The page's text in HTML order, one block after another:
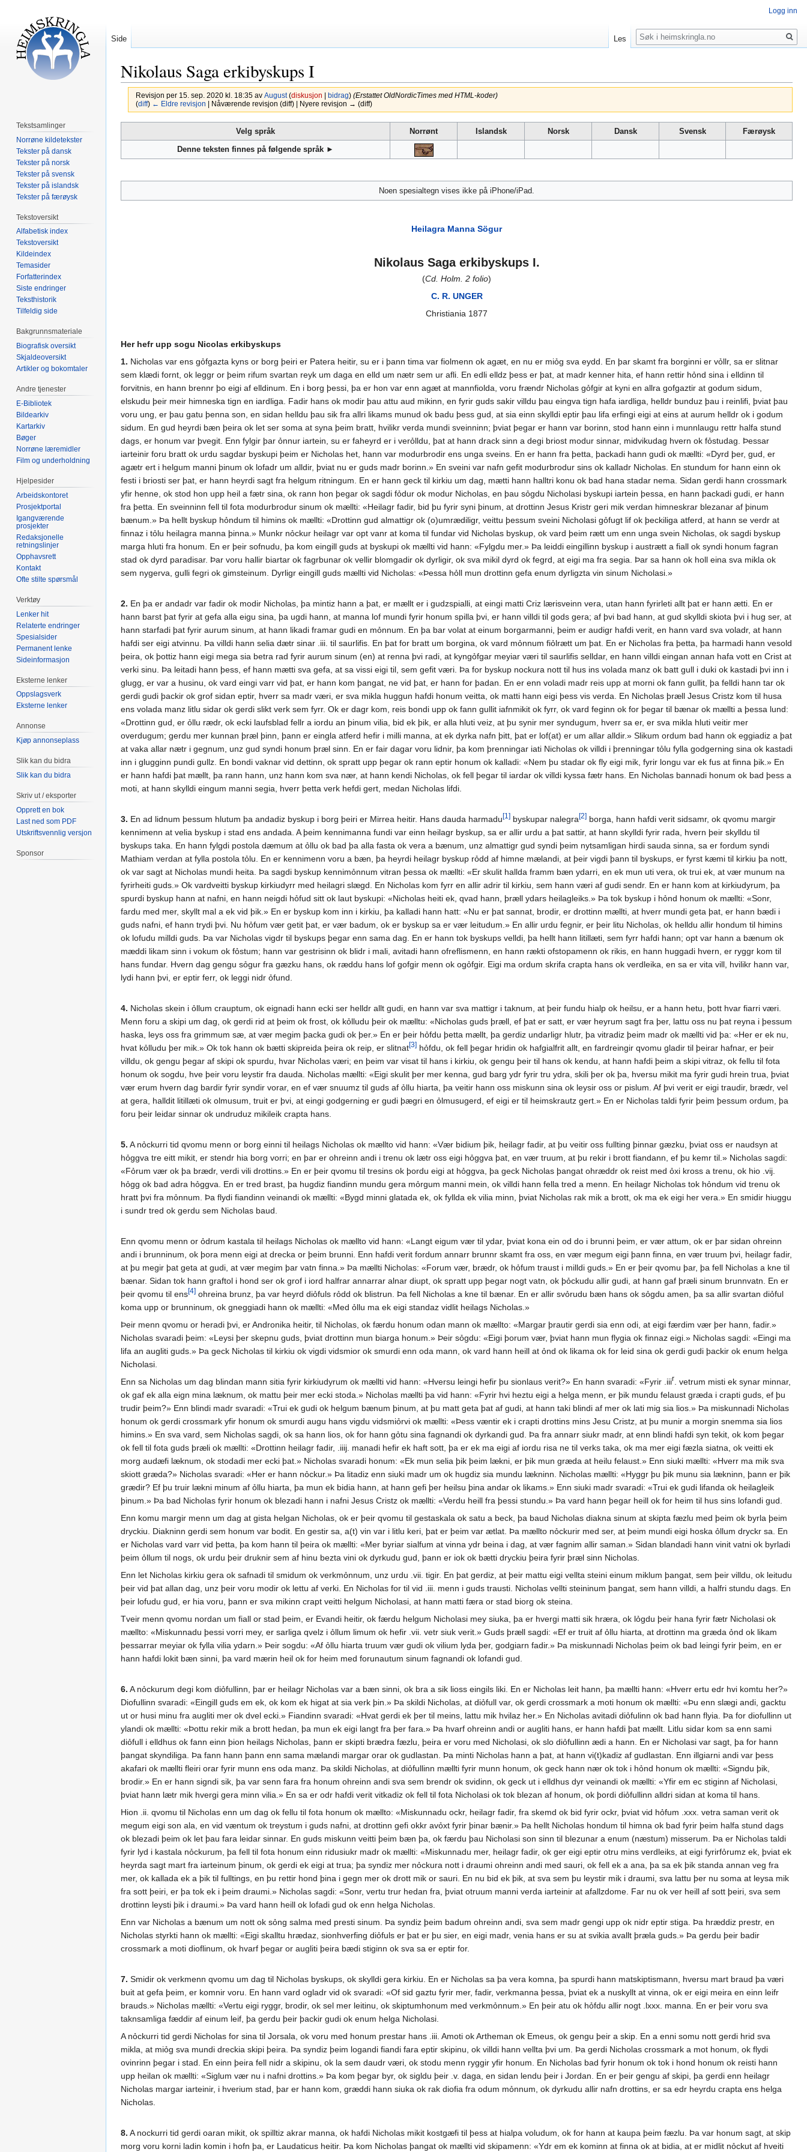
Nikolaus Saga erkibyskups I
Revisjon per 15. sep. 2020 kl. 18:35 av August (diskusjon bidrag) (Erstattet OldNordicTimes med HTML-koder)
(diff) ← Eldre revisjon | Nåværende revisjon (diff) | Nyere revisjon → (diff)
til
til
Velg språk Norrønt Islandsk Norsk Dansk Svensk
Færøysk
Denne teksten finnes på følgende språk ►
Noen spesialtegn vises ikke på iPhone/iPad.
Heilagra Manna Sögur
Nikolaus Saga erkibyskups I.
(Cd. Holm. 2 folio)
C. R. UNGER
Christiania 1877
Her hefr upp sogu Nicolas erkibyskups
1. Nicholas var ens gỏfgazta kyns or borg þeiri er Patera heitir, su er i þann tima var fiolmenn ok agæt, en nu er miỏg sva eydd. En þar skamt fra borginni er vỏllr, sa er slitnar
sem klædi fornt, ok leggr or þeim rifum svartan reyk um daga en elld um nætr sem ur afli. En edli elldz þess er þat, at madr kenner hita, ef hann rettir hỏnd sina i elldinn til
forvitnis, en hann brennr þo eigi af elldinum. En i borg þessi, þa er hon var enn agæt at mannfiolda, voru frændr Nicholas gỏfgir at kyni en allra gofgaztir at godum sidum,
elskudu þeir meir himneska tign en iardliga. Fadir hans ok modir þau attu aud mikinn, en fyrir guds sakir villdu þau eingva tign hafa iardliga, helldr bunduz þau i reinlifi, þviat þau
voru ung, er þau gatu þenna son, en sidan helldu þau sik fra allri likams munud ok badu þess gud, at sia einn skylldi eptir þau lifa erfingi eigi at eins at aurum helldr ok i godum
sidum. En gud heyrdi bæn þeira ok let ser soma at syna þeim bratt, hvilikr verda mundi sveinninn; þviat þegar er hann var borinn, stod hann einn i munnlaugu rettr halfa stund
dags, er honum var þvegit. Enn fylgir þar ỏnnur iartein, su er faheyrd er i verỏlldu, þat at hann drack sinn a degi briost modur sinnar, midvikudag hvern ok fỏstudag. Þessar
iarteinir foru bratt ok urdu sagdar byskupi þeim er Nicholas het, hann var modurbrodir ens unga sveins. En er hann fra þetta, þackadi hann gudi ok mællti: «Dyrd þer, gud, er
agætr ert i helgum manni þinum ok lofadr um alldir, þviat nu er guds madr borinn.» En sveini var nafn gefit modurbrodur sins ok kalladr Nicholas. En stundum for hann einn ok
festi i briosti ser þat, er hann heyrdi sagt fra helgum ritningum. En er hann geck til kirkiu um dag, mætti hann halltri konu ok bad hana stadar nema. Sidan gerdi hann crossmark
yfir henne, ok stod hon upp heil a fætr sina, ok rann hon þegar ok sagdi fỏdur ok modur Nicholas, en þau sỏgdu Nicholasi byskupi iartein þessa, en hann þackadi gudi, er hann
fra þetta. En sveinninn fell til fota modurbrodur sinum ok mællti: «Heilagr fadir, bid þu fyrir syni þinum, at drottinn Jesus Kristr geri mik verdan himneskrar blezanar af þinum
bænum.» Þa hellt byskup hỏndum til himins ok mællti: «Drottinn gud almattigr ok (o)umrædiligr, veittu þessum sveini Nicholasi gỏfugt lif ok þeckiliga atferd, at hann se verdr at
finnaz i tỏlu heilagra manna þinna.» Munkr nỏckur heilagr var opt vanr at koma til fundar vid Nicholas byskup, ok vard þeim rætt um enn unga svein Nicholas, ok sagdi byskup
marga hluti fra honum. En er þeir sofnudu, þa kom eingill guds at byskupi ok mællti vid hann: «Fylgdu mer.» Þa leiddi eingillinn byskup i austrætt a fiall ok syndi honum fagran
stad ok dyrd paradisar. Þar voru hallir biartar ok fagrbunar ok vellir blomgadir ok dyrligir, ok sva mikil dyrd ok fegrd, at eigi ma fra segia. Þar sa hann ok holl eina sva mikla ok
sem nygerva, gulli fegri ok gimsteinum. Dyrligr eingill guds mællti vid Nicholas: «Þessa hỏll mun drottinn gefa enum dyrligzta vin sinum Nicholasi.»
2. En þa er andadr var fadir ok modir Nicholas, þa mintiz hann a þat, er mællt er i gudzspialli, at eingi matti Criz lærisveinn vera, utan hann fyrirleti allt þat er hann ætti. En er
hann barst þat fyrir at gefa alla eigu sina, þa ugdi hann, at manna lof mundi fyrir honum spilla þvi, er hann villdi til gods gera; af þvi bad hann, at gud skylldi skiota þvi i hug ser, at
hann starfadi þat fyrir aurum sinum, at hann likadi framar gudi en mỏnnum. En þa bar volat at einum borgarmanni, þeim er audigr hafdi verit, en hann vard sva voladr, at hann
hafdi ser eigi atvinnu. Þa villdi hann selia dætr sinar .iii. til saurlifis. En þat for bratt um borgina, ok vard mỏnnum fiỏlrætt um þat. En er Nicholas fra þetta, þa harmadi hann vesold
þeira, ok þottiz hann eigi mega sia betra rad fyrir aurum sinum (en) at renna þvi radi, at kyngỏfgar meyiar væri til saurlifis selldar, en hann villdi eingan annan hafa vott en Crist at
verki sinu. Þa leitadi hann þess, ef hann mætti sva gefa, at sa vissi eigi til, sem gefit væri. Þa for byskup nockura nott til hus ins volada manz ok batt gull i duki ok kastadi þvi inn i
glugg, er var a husinu, ok vard eingi varr vid þat, er hann kom þangat, ne vid þat, er hann for þadan. En er enn voladi madr reis upp at morni ok fann gullit, þa felldi hann tar ok
gerdi gudi þackir ok grof sidan eptir, hverr sa madr væri, er sva mikla huggun hafdi honum veitta, ok matti hann eigi þess vis verda. En Nicholas þræll Jesus Cristz kom til husa
ens volada manz litlu sidar ok gerdi slikt verk sem fyrr. Ok er dagr kom, reis bondi upp ok fann gullit iafnmikit ok fyrr, ok vard feginn ok for þegar til bænar ok mællti a þessa lund:
«Drottinn gud, er ỏllu rædr, ok ecki laufsblad fellr a iordu an þinum vilia, bid ek þik, er alla hluti veiz, at þu synir mer syndugum, hverr sa er, er sva mikla hluti veitir mer
overdugum; gerdu mer kunnan þræl þinn, þann er eingla atferd hefir i milli manna, at ek dyrka nafn þitt, þat er lof(at) er um allar alldir.» Slikum ordum bad hann ok eggiadiz a þat
at vaka allar nætr i gegnum, unz gud syndi honum þræl sinn. En er fair dagar voru lidnir, þa kom þrenningar iati Nicholas ok villdi i þrenningar tỏlu fylla godgerning sina ok kastadi
inn i glugginn pundi gullz. En bondi vaknar vid dettinn, ok spratt upp þegar ok rann eptir honum ok kalladi: «Nem þu stadar ok fly eigi mik, fyrir longu var ek fus at finna þik.» En
er hann hafdi þat mællt, þa rann hann, unz hann kom sva nær, at hann kendi Nicholas, ok fell þegar til iardar ok villdi kyssa fætr hans. En Nicholas bannadi honum ok bad þess a
moti, at hann skylldi eingum manni segia, hverr þetta verk hefdi gert, medan Nicholas lifdi.
3. En ad lidnum þessum hlutum þa andadiz byskup i borg þeiri er Mirrea heitir. Hans dauda harmadu[1] byskupar nalegra[2] borga, hann hafdi verit sidsamr, ok qvomu margir
kennimenn at velia byskup i stad ens andada. A þeim kennimanna fundi var einn heilagr byskup, sa er allir urdu a þat sattir, at hann skylldi fyrir rada, hvern þeir skylldu til
byskups taka. En hann fylgdi postola dæmum at ỏllu ok bad þa alla fasta ok vera a bænum, unz almattigr gud syndi þeim nytsamligan hirdi sauda sinna, sa er fordum syndi
Mathiam verdan at fylla postola tỏlu. En er kennimenn voru a bæn, þa heyrdi heilagr byskup rỏdd af himne mælandi, at þeir vigdi þann til byskups, er fyrst kæmi til kirkiu þa nott,
ok var sagt at Nicholas mundi heita. Þa sagdi byskup kennimỏnnum vitran þessa ok mællti: «Er skulit hallda framm bæn ydarri, en ek mun uti vera, ok trui ek, at vær munum na
fyrirheiti guds.» Ok vardveitti byskup kirkiudyrr med heilagri slægd. En Nicholas kom fyrr en allir adrir til kirkiu, sem hann væri af gudi sendr. En er hann kom at kirkiudyrum, þa
spurdi byskup hann at nafni, en hann neigdi hỏfud sitt ok laut byskupi: «Nicholas heiti ek, qvad hann, þræll ydars heilagleiks.» Þa tok byskup i hỏnd honum ok mællti: «Sonr,
fardu med mer, skyllt mal a ek vid þik.» En er byskup kom inn i kirkiu, þa kalladi hann hatt: «Nu er þat sannat, brodir, er drottinn mællti, at hverr mundi geta þat, er hann bædi i
guds nafni, ef hann trydi þvi. Nu hỏfum vær getit þat, er vær badum, ok er byskup sa er vær leitudum.» En allir urdu fegnir, er þeir litu Nicholas, ok helldu allir hondum til himins
ok lofudu milldi guds. Þa var Nicholas vigdr til byskups þegar enn sama dag. En er hann tok byskups velldi, þa hellt hann litillæti, sem fyrr hafdi hann; opt var hann a bænum ok
mæddi likam sinn i vokum ok fỏstum; hann var gestrisinn ok blidr i mali, avitadi hann ofreflismenn, en hann rækti ofstopamenn ok rikis, en hann huggadi hvern, er ryggr kom til
hans fundar. Hvern dag gengu sỏgur fra gæzku hans, ok ræddu hans lof gofgir menn ok ogỏfgir. Eigi ma ordum skrifa crapta hans ok verdleika, en sa er vita vill, hvilikr hann var,
lydi hann þvi, er eptir ferr, ok leggi nidr ỏfund.
4. Nicholas skein i ỏllum crauptum, ok eignadi hann ecki ser helldr allt gudi, en hann var sva mattigr i taknum, at þeir fundu hialp ok heilsu, er a hann hetu, þott hvar fiarri væri.
Menn foru a skipi um dag, ok gerdi rid at þeim ok frost, ok kỏlludu þeir ok mælltu: «Nicholas guds þræll, ef þat er satt, er vær heyrum sagt fra þer, lattu oss nu þat reyna i þessum
haska, leys oss fra grimmum sæ, at vær megim þacka gudi ok þer.» En er þeir hỏfdu þetta mællt, þa gerdiz undarligr hlutr, þa vitradiz þeim madr ok mællti vid þa: «Her er ek nu,
hvat kỏlludu þer mik.» Ok tok hann ok bætti skipreida þeira ok reip, er slitnat[3] hỏfdu, ok fell þegar hridin ok hafgialfrit allt, en fardreingir qvomu gladir til þeirar hafnar, er þeir
villdu, ok gengu þegar af skipi ok spurdu, hvar Nicholas væri; en þeim var visat til hans i kirkiu, ok gengu þeir til hans ok kendu, at hann hafdi þeim a skipi vitraz, ok fellu til fota
honum ok sogdu, hve þeir voru leystir fra dauda. Nicholas mællti: «Eigi skulit þer mer kenna, gud barg ydr fyrir tru ydra, skili þer ok þa, hversu mikit ma fyrir gudi hrein trua, þviat
vær erum hvern dag bardir fyrir syndir vorar, en ef vær snuumz til guds af ỏllu hiarta, þa veitir hann oss miskunn sina ok leysir oss or pislum. Af þvi verit er eigi traudir, brædr, vel
at gera, halldit litillæti ok olmusum, truit er þvi, at eingi godgerning er gudi þægri en ỏlmusugerd, ef eigi er til heimskrautz gert.» En er Nicholas taldi fyrir þeim þessum ordum, þa
foru þeir leidar sinnar ok undruduz mikileik crapta hans.
5. A nỏckurri tid qvomu menn or borg einni til heilags Nicholas ok mællto vid hann: «Vær bidium þik, heilagr fadir, at þu veitir oss fullting þinnar gæzku, þviat oss er naudsyn at
hỏggva tre eitt mikit, er stendr hia borg vorri; en þar er ohreinn andi i trenu ok lætr oss eigi hỏggva þat, en vær truum, at þu rekir i brott fiandann, ef þu kemr til.» Nicholas sagdi:
«Fỏrum vær ok þa brædr, verdi vili drottins.» En er þeir qvomu til tresins ok þordu eigi at hỏggva, þa geck Nicholas þangat ohræddr ok reist med ỏxi kross a trenu, ok hio .vij.
hỏgg ok bad adra hỏggva. En er tred brast, þa hugdiz fiandinn mundu gera mỏrgum manni mein, ok villdi hann fella tred a menn. En heilagr Nicholas tok hỏndum vid trenu ok
hratt þvi fra mỏnnum. Þa flydi fiandinn veinandi ok mællti: «Bygd minni glatada ek, ok fyllda ek vilia minn, þviat Nicholas rak mik a brott, ok ma ek eigi her vera.» En smidir hiuggu
i sundr tred ok gerdu sem Nicholas baud.
Enn qvomu menn or ỏdrum kastala til heilags Nicholas ok mællto vid hann: «Langt eigum vær til ydar, þviat kona ein od do i brunni þeim, er vær attum, ok er þar sidan ohreinn
andi i brunninum, ok þora menn eigi at drecka or þeim brunni. Enn hafdi verit fordum annarr brunnr skamt fra oss, en vær megum eigi þann finna, en vær truum þvi, heilagr fadir,
at þu megir þat geta at gudi, at vær megim þar vatn finna.» Þa mællti Nicholas: «Forum vær, brædr, ok hỏfum traust i milldi guds.» En er þeir qvomu þar, þa fell Nicholas a kne til
bænar. Sidan tok hann graftol i hond ser ok grof i iord halfrar annarrar alnar diupt, ok spratt upp þegar nogt vatn, ok þỏckudu allir gudi, at hann gaf þræli sinum brunnvatn. En er
þeir qvomu til ens[4] ohreina brunz, þa var heyrd diỏfuls rỏdd ok blistrun. Þa fell Nicholas a kne til bænar. En er allir svỏrudu bæn hans ok sỏgdu amen, þa sa allir svartan diỏful
koma upp or brunninum, ok gneggiadi hann ok mællti: «Med ỏllu ma ek eigi standaz vidlit heilags Nicholas.»
Þeir menn qvomu or heradi þvi, er Andronika heitir, til Nicholas, ok færdu honum odan mann ok mællto: «Margar þrautir gerdi sia enn odi, at eigi færdim vær þer hann, fadir.»
Nicholas svaradi þeim: «Leysi þer skepnu guds, þviat drottinn mun biarga honum.» Þeir sỏgdu: «Eigi þorum vær, þviat hann mun flygia ok finnaz eigi.» Nicholas sagdi: «Eingi ma
lifa an augliti guds.» Þa geck Nicholas til kirkiu ok vigdi vidsmior ok smurdi enn oda mann, ok vard hann heill at ỏnd ok likama ok for leid sina ok gerdi gudi þackir ok enum helga
Nicholasi.
Enn sa Nicholas um dag blindan mann sitia fyrir kirkiudyrum ok mællti vid hann: «Hversu leingi hefir þu sionlaus verit?» En hann svaradi: «Fyrir .iiir. vetrum misti ek synar minnar,
ok gaf ek alla eign mina læknum, ok mattu þeir mer ecki stoda.» Nicholas mællti þa vid hann: «Fyrir hvi heztu eigi a helga menn, er þik mundu felaust græda i crapti guds, ef þu
trudir þeim?» Enn blindi madr svaradi: «Trui ek gudi ok helgum bænum þinum, at þu matt geta þat af gudi, at hann taki blindi af mer ok lati mig sia lios.» Þa miskunnadi Nicholas
honum ok gerdi crossmark yfir honum ok smurdi augu hans vigdu vidsmiỏrvi ok mællti: «Þess væntir ek i crapti drottins mins Jesu Cristz, at þu munir a morgin snemma sia lios
himins.» En sva vard, sem Nicholas sagdi, ok sa hann lios, ok for hann gỏtu sina fagnandi ok dyrkandi gud. Þa fra annarr siukr madr, at enn blindi hafdi syn tekit, ok kom þegar
ok fell til fota guds þræli ok mællti: «Drottinn heilagr fadir, .iiij. manadi hefir ek haft sott, þa er ek ma eigi af iordu risa ne til verks taka, ok ma mer eigi fæzla siatna, ok veitti ek
morg audæfi læknum, ok stodadi mer ecki þat.» Nicholas svaradi honum: «Ek mun selia þik þeim lækni, er þik mun græda at heilu felaust.» Enn siuki mællti: «Hverr ma mik sva
skiott græda?» Nicholas svaradi: «Her er hann nỏckur.» Þa litadiz enn siuki madr um ok hugdiz sia mundu lækninn. Nicholas mællti: «Hyggr þu þik munu sia lækninn, þann er þik
grædir? Ef þu truir lækni minum af ỏllu hiarta, þa mun ek bidia hann, at hann gefi þer heilsu þina andar ok likams.» Enn siuki madr svaradi: «Trui ek gudi lifanda ok heilagleik
þinum.» Þa bad Nicholas fyrir honum ok blezadi hann i nafni Jesus Cristz ok mællti: «Verdu heill fra þessi stundu.» Þa vard hann þegar heill ok for heim til hus sins lofandi gud.
Enn komu margir menn um dag at gista helgan Nicholas, ok er þeir qvomu til gestaskala ok satu a beck, þa baud Nicholas diakna sinum at skipta fæzlu med þeim ok byrla þeim
dryckiu. Diakninn gerdi sem honum var bodit. En gestir sa, a(t) vin var i litlu keri, þat er þeim var ætlat. Þa mællto nỏckurir med ser, at þeim mundi eigi hoska ỏllum dryckr sa. En
er Nicholas vard varr vid þetta, þa kom hann til þeira ok mællti: «Mer byriar sialfum at vinna ydr beina i dag, at vær fagnim allir saman.» Sidan blandadi hann vinit vatni ok byrladi
þeim ỏllum til nogs, ok urdu þeir druknir sem af hinu bezta vini ok dyrkudu gud, þann er iok ok bætti dryckiu þeira fyrir þræl sinn Nicholas.
Enn let Nicholas kirkiu gera ok safnadi til smidum ok verkmỏnnum, unz urdu .vii. tigir. En þat gerdiz, at þeir mattu eigi vellta steini einum miklum þangat, sem þeir villdu, ok leitudu
þeir vid þat allan dag, unz þeir voru modir ok lettu af verki. En Nicholas for til vid .iii. menn i guds trausti. Nicholas vellti steininum þangat, sem hann villdi, a halfri stundu dags. En
þeir lofudu gud, er hia voru, þann er sva mikinn crapt veitti helgum Nicholasi, at hann matti færa or stad biorg ok steina.
Tveir menn qvomu nordan um fiall or stad þeim, er Evandi heitir, ok færdu helgum Nicholasi mey siuka, þa er hvergi matti sik hræra, ok lỏgdu þeir hana fyrir fætr Nicholasi ok
mællto: «Miskunnadu þessi vorri mey, er sarliga qvelz i ỏllum limum ok hefir .vii. vetr siuk verit.» Guds þræll sagdi: «Ef er truit af ỏllu hiarta, at drottinn ma græda ỏnd ok likam
þessarrar meyiar ok fylla vilia ydarn.» Þeir sogdu: «Af ỏllu hiarta truum vær gudi ok vilium lyda þer, godgiarn fadir.» Þa miskunnadi Nicholas þeim ok bad leingi fyrir þeim, en er
hann hafdi lokit bæn sinni, þa vard mærin heil ok for heim med forunautum sinum fagnandi ok lofandi gud.
6. A nỏckurum degi kom diỏfullinn, þar er heilagr Nicholas var a bæn sinni, ok bra a sik lioss eingils liki. En er Nicholas leit hann, þa mællti hann: «Hverr ertu edr hvi komtu her?»
Diofullinn svaradi: «Eingill guds em ek, ok kom ek higat at sia verk þin.» Þa skildi Nicholas, at diỏfull var, ok gerdi crossmark a moti honum ok mællti: «Þu enn slægi andi, gacktu
ut or husi minu fra augliti mer ok dvel ecki.» Fiandinn svaradi: «Hvat gerdi ek þer til meins, lattu mik hvilaz her.» En Nicholas avitadi diỏfulinn ok bad hann flyia. Þa for diofullinn ut
ylandi ok mællti: «Þottu rekir mik a brott hedan, þa mun ek eigi langt fra þer fara.» Þa hvarf ohreinn andi or augliti hans, er hann hafdi þat mællt. Litlu sidar kom sa enn sami
diỏfull i elldhus ok fann einn þion heilags Nicholas, þann er skipti brædra fæzlu, þeira er voru med Nicholasi, ok slo diỏfullinn ædi a hann. En er Nicholasi var sagt, þa for hann
þangat skyndiliga. Þa fann hann þann enn sama mælandi margar orar ok gudlastan. Þa minti Nicholas hann a þat, at hann vi(t)kadiz af gudlastan. Enn illgiarni andi var þess
akafari ok mællti fleiri orar fyrir munn ens oda manz. Þa skildi Nicholas, at diỏfullinn mællti fyrir munn honum, ok geck hann nær ok tok i hỏnd honum ok mællti: «Signdu þik,
brodir.» En er hann signdi sik, þa var senn fara fra honum ohreinn andi sva sem brendr ok svidinn, ok geck ut i elldhus dyr veinandi ok mællti: «Yfir em ec stiginn af Nicholasi,
þviat hann lætr mik hvergi gera minn vilia.» En sa er odr hafdi verit vitkadiz ok fell til fota Nicholasi ok tok blezan af honum, ok þordi diỏfullinn alldri sidan at koma til hans.
Hion .ii. qvomu til Nicholas enn um dag ok fellu til fota honum ok mællto: «Miskunnadu ockr, heilagr fadir, fra skemd ok bid fyrir ockr, þviat vid hỏfum .xxx. vetra saman verit ok
megum eigi son ala, en vid væntum ok treystum i guds nafni, at drottinn gefi okkr avỏxt fyrir þinar bænir.» Þa hellt Nicholas hondum til himna ok bad fyrir þeim halfa stund dags
ok blezadi þeim ok let þau fara leidar sinnar. En guds miskunn veitti þeim bæn þa, ok færdu þau Nicholasi son sinn til blezunar a enum (næstum) misserum. Þa er Nicholas taldi
fyrir lyd i kastala nỏckurum, þa fell til fota honum einn ridusiukr madr ok mællti: «Miskunnadu mer, heilagr fadir, ok ger eigi eptir otru mins verdleiks, at eigi fyrirfỏrumz ek, þviat ek
heyrda sagt mart fra iarteinum þinum, ok gerdi ek eigi at trua; þa syndiz mer nỏckura nott i draumi ohreinn andi med sauri, ok fell ek a ana, þa sa ek þik standa annan veg fra
mer, ok kallada ek a þik til fulltings, en þu rettir hond þina i gegn mer ok drott mik or sauri. En nu bid ek þik, at sva sem þu leystir mik i draumi, sva lattu þer nu soma at leysa mik
fra sott þeiri, er þa tok ek i þeim draumi.» Nicholas sagdi: «Sonr, vertu trur hedan fra, þviat otruum manni verda iarteinir at afallzdome. Far nu ok ver heill af sott þeiri, sva sem
drottinn leysti þik i draumi.» Þa vard hann heill ok lofadi gud ok enn helga Nicholas.
Enn var Nicholas a bænum um nott ok sỏng salma med presti sinum. Þa syndiz þeim badum ohreinn andi, sva sem madr gengi upp ok nidr eptir stiga. Þa hræddiz prestr, en
Nicholas styrkti hann ok mællti: «Eigi skalltu hrædaz, sionhverfing diỏfuls er þat er þu sier, en eigi madr, venia hans er su at svikia avallt þræla guds.» Þa gerdu þeir badir
crossmark a moti dioflinum, ok hvarf þegar or augliti þeira bædi stiginn ok sva sa er eptir for.
7. Smidir ok verkmenn qvomu um dag til Nicholas byskups, ok skylldi gera kirkiu. En er Nicholas sa þa vera komna, þa spurdi hann matskiptismann, hversu mart braud þa væri
buit at gefa þeim, er komnir voru. En hann vard ogladr vid ok svaradi: «Of sid gaztu fyrir mer, fadir, verkmanna þessa, þviat ek a nuskyllt at vinna, ok er eigi meira en einn leifr
brauds.» Nicholas mællti: «Vertu eigi ryggr, brodir, ok sel mer leitinu, ok skiptumhonum med verkmỏnnum.» En þeir atu ok hỏfdu allir nogt .lxxx. manna. En er þeir voru sva
taknsamliga fæddir af einum leif, þa gerdu þeir þackir gudi ok enum helga Nicholasi.
A nỏckurri tid gerdi Nicholas for sina til Jorsala, ok voru med honum prestar hans .iii. Amoti ok Artheman ok Emeus, ok gengu þeir a skip. En a enni somu nott gerdi hrid sva
mikla, at miỏg sva mundi dreckia skipi þeira. Þa syndiz þeim logandi fiandi fara eptir skipinu, ok villdi hann vellta þvi um. Þa gerdi Nicholas crossmark a mot honum, ok flydi
ovinrinn þegar i stad. En einn þeira fell nidr a skipinu, ok la sem daudr væri, ok stodu menn ryggir yfir honum. En Nicholas bad fyrir honum ok tok i hond honum ok reisti hann
upp heilan ok mællti: «Siglum vær nu i nafni drottins.» Þa kom þegar byr, ok sigldu þeir .v. daga, en sidan lendu þeir i Jordan. En er þeir gengu af skipi, þa gerdi enn heilagr
Nicholas margar iarteinir, i hverium stad, þar er hann kom, græddi hann siuka ok rak diofia fra odum mỏnnum, ok dyrkudu allir nafn drottins, er sa edr heyrdu crapta ens helga
Nicholas.
8. A nockurri tid gerdi oaran mikit, ok spilltiz akrar manna, ok hafdi Nicholas mikit kostgæfi til þess at hialpa voludum, ok for hann at kaupa þeim fæzlu. Þa var honum sagt, at skip
morg voru korni ladin komin i hofn þa, er Laudaticus heitir. Þa kom Nicholas þangat ok mællti vid skipamenn: «Ydr em ek kominn at finna ok at bidia, at er midlit nỏckut af hveiti
Logg inn
Side Les
Søk
Tekstsamlinger
Norrøne kildetekster
Tekster på dansk
Tekster på norsk
Tekster på svensk
Tekster på islandsk
Tekster på færøysk
Tekstoversikt
Alfabetisk index
Tekstoversikt
Kildeindex
Temasider
Forfatterindex
Siste endringer
Teksthistorik
Tilfeldig side
Bakgrunnsmateriale
Biografisk oversikt
Skjaldeoversikt
Artikler og bokomtaler
Andre tjenester
E-Bibliotek
Bildearkiv
Kartarkiv
Bøger
Norrøne læremidler
Film og underholdning
Hjelpesider
Arbeidskontoret
Prosjektportal
Igangværende
prosjekter
Redaksjonelle
retningslinjer
Opphavsrett
Kontakt
Ofte stilte spørsmål
Verktøy
Lenker hit
Relaterte endringer
Spesialsider
Permanent lenke
Sideinformasjon
Eksterne lenker
Oppslagsverk
Eksterne lenker
Annonse
Kjøp annonseplass
Slik kan du bidra
Slik kan du bidra
Skriv ut / eksporter
Opprett en bok
Last ned som PDF
Utskriftsvennlig versjon
Sponsor